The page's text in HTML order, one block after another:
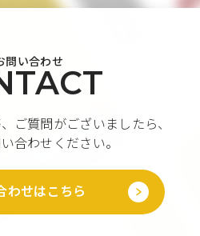
問い合わせ
ご質問がございましたら、
合わせください。
わせはこちら